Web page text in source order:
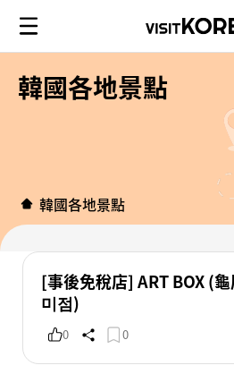
韓國各地景點
韓國各地景點
[事後免稅店] ART BOX (
미점)
0 0